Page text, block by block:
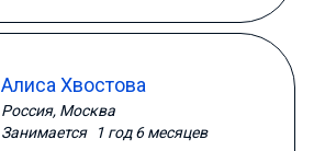
Алиса Хвостова
Россия, Москва
Занимается
1 год 6 месяцев